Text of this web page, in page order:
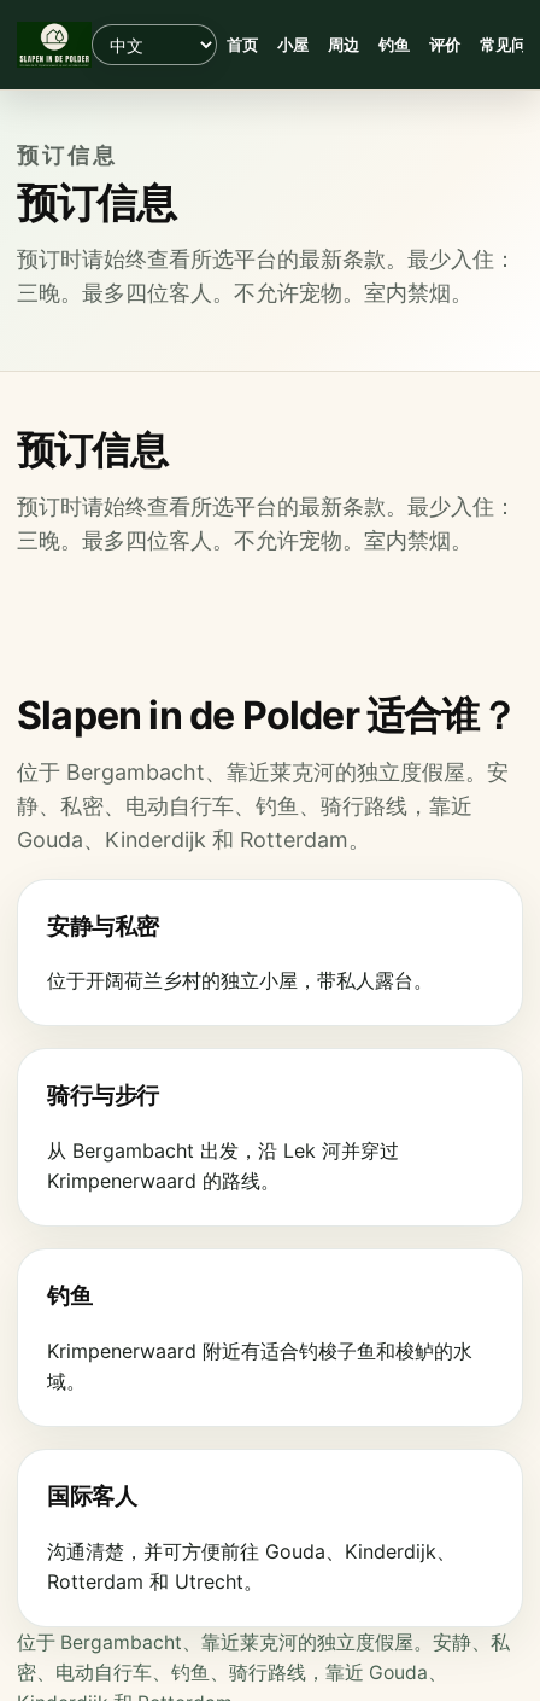
首页 小屋 周边 钓鱼 评价 常见问
预订信息
预订信息
预订时请始终查看所选平台的最新条款。最少入住：
三晚。最多四位客人。不允许宠物。室内禁烟。
预订信息
预订时请始终查看所选平台的最新条款。最少入住：
三晚。最多四位客人。不允许宠物。室内禁烟。
Slapen in de Polder 适合谁？
位于 Bergambacht、靠近莱克河的独立度假屋。安
静、私密、电动自行车、钓鱼、骑行路线，靠近
Gouda、Kinderdijk 和 Rotterdam。
安静与私密
位于开阔荷兰乡村的独立小屋，带私人露台。
骑行与步行
从 Bergambacht 出发，沿 Lek 河并穿过
Krimpenerwaard 的路线。
钓鱼
Krimpenerwaard 附近有适合钓梭子鱼和梭鲈的水
域。
国际客人
沟通清楚，并可方便前往 Gouda、Kinderdijk、
Rotterdam 和 Utrecht。
位于 Bergambacht、靠近莱克河的独立度假屋。安静、私
密、电动自行车、钓鱼、骑行路线，靠近 Gouda、